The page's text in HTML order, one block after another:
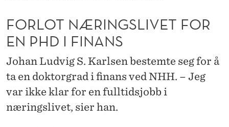
N
G
S
L
FORLOT NÆRINGSLIVET FOR
EN PHD I FINANS
Johan Ludvig S. Karlsen bestemte seg for å
ta en doktorgrad i finans ved NHH. – Jeg
var ikke klar for en fulltidsjobb i
næringslivet, sier han.